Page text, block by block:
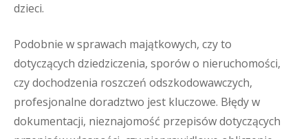
dzieci.
Podobnie w sprawach majątkowych, czy to
dotyczących dziedziczenia, sporów o nieruchomości,
czy dochodzenia roszczeń odszkodowawczych,
profesjonalne doradztwo jest kluczowe. Błędy w
dokumentacji, nieznajomość przepisów dotyczących